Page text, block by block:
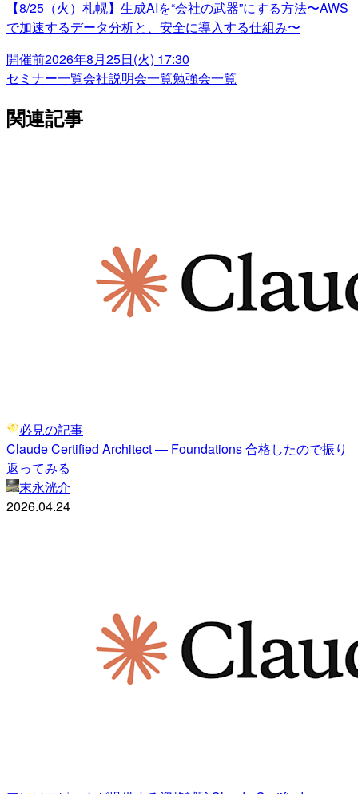
【8/25（火）札幌】生成AIを“会社の武器”にする方法〜AWS
で加速するデータ分析と、安全に導入する仕組み〜
開催前2026年8月25日(火) 17:30
セミナー一覧会社説明会一覧勉強会一覧
関連記事
必見の記事
Claude Certified Architect — Foundations 合格したので振り
返ってみる
末永洸介
2026.04.24